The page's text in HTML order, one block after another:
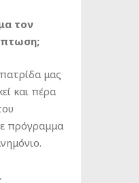
τον
μας
και πέρα
πρόγραμμα